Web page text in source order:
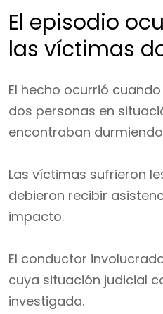
El episodio
las víctimas
El hecho ocurrió
dos personas en
encontraban
Las víctimas sufrieron
debieron recibir
impacto.
El conductor
cuya situación judicial
investigada.